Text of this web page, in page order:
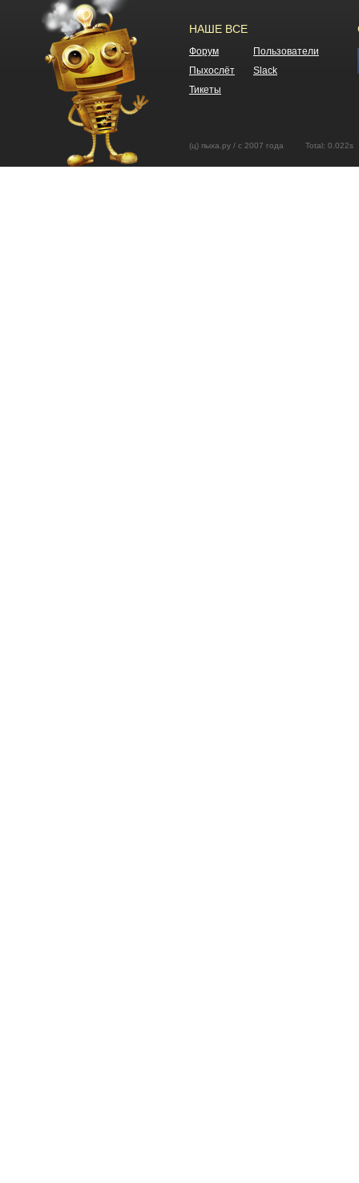
НАШЕ ВСЕ
Форум
Пользователи
Пыхослёт
Slack
Тикеты
(ц) пыха.ру / с 2007 года Total: